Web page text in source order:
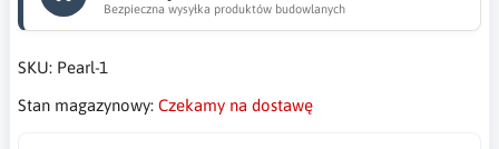
Bezpieczna wysyłka produktów budowlanych
SKU: Pearl-1
Stan magazynowy: Czekamy na dostawę